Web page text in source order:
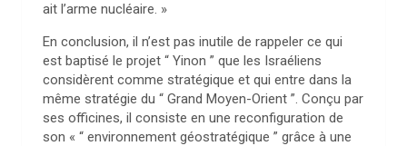
ait l’arme nucléaire. »
En conclusion, il n’est pas inutile de rappeler ce qui
est baptisé le projet “ Yinon ” que les Israéliens
considèrent comme stratégique et qui entre dans la
même stratégie du “ Grand Moyen-Orient ”. Conçu par
ses officines, il consiste en une reconfiguration de
son « “ environnement géostratégique ” grâce à une